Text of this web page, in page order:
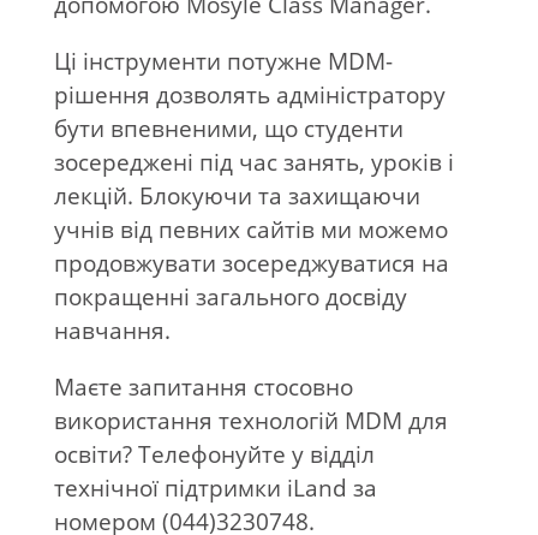
Ці інструменти потужне MDM-
рішення дозволять адміністратору
бути впевненими, що студенти
зосереджені під час занять, уроків і
лекцій. Блокуючи та захищаючи
учнів від певних сайтів ми можемо
продовжувати зосереджуватися на
покращенні загального досвіду
навчання.
Маєте запитання стосовно
використання технологій MDM для
освіти? Телефонуйте у відділ
технічної підтримки iLand за
номером (044)3230748.